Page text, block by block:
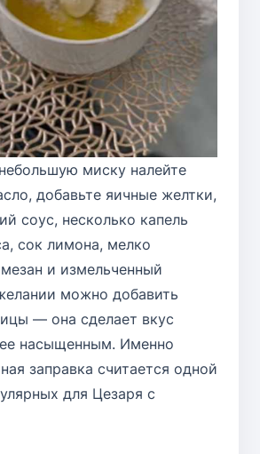
миску налейте
добавьте яичные желтки,
соус, несколько капель
сок лимона, мелко
и измельченный
можно добавить
— она сделает вкус
насыщенным. Именно
заправка считается одной
для Цезаря с